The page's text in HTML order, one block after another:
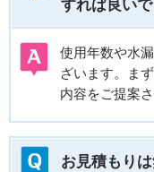
すれば良い
使用年数や水
ざいます。ま
内容をご提案
お見積もり